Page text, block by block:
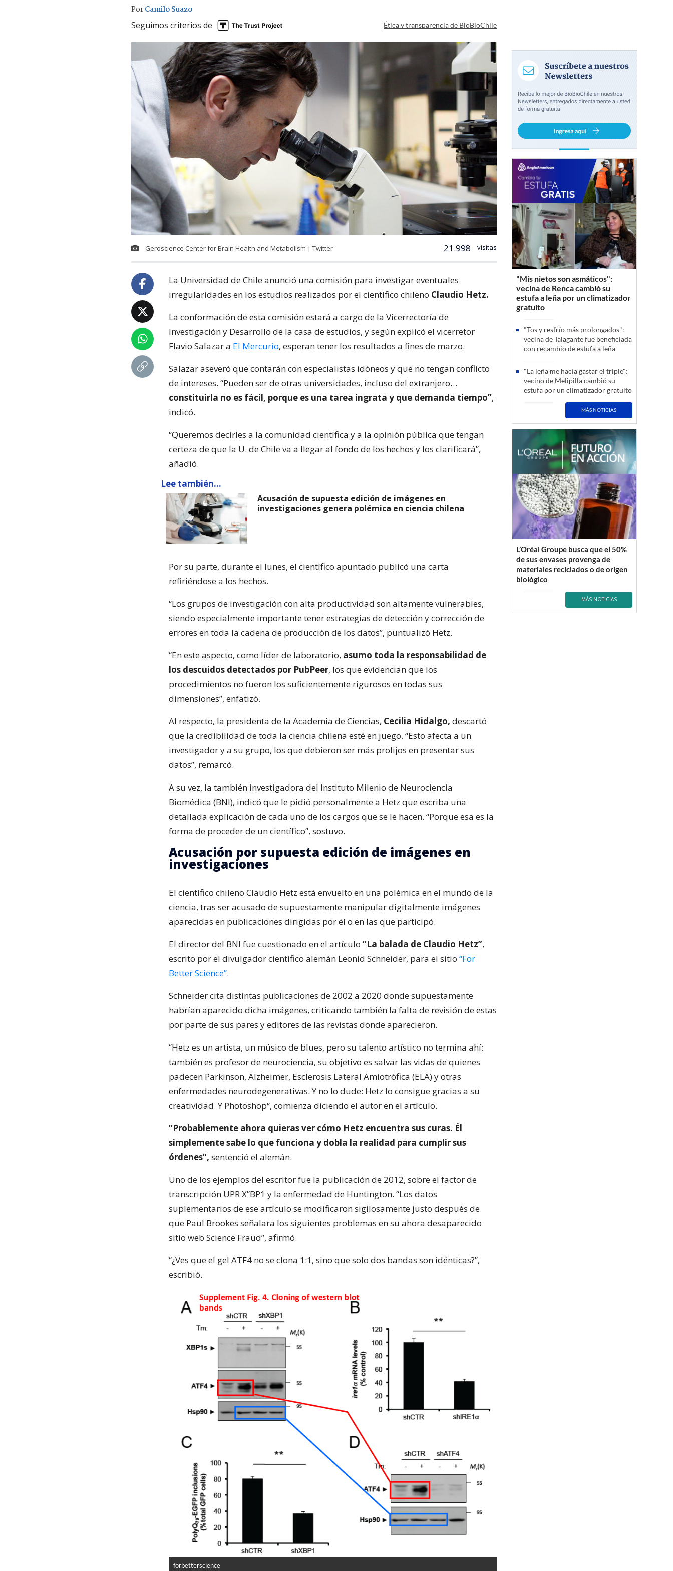
PorCamilo Suazo
Seguimos criterios de Ética y transparencia de BioBioChile
Geroscience Center for Brain Health and Metabolism | Twitter 21.998 visitas
La Universidad de Chile anunció una comisión para investigar eventuales
irregularidades en los estudios realizados por el científico chileno Claudio Hetz.
La conformación de esta comisión estará a cargo de la Vicerrectoría de
Investigación y Desarrollo de la casa de estudios, y según explicó el vicerretor
Flavio Salazar a El Mercurio, esperan tener los resultados a fines de marzo.
Salazar aseveró que contarán con especialistas idóneos y que no tengan conflicto
de intereses. “Pueden ser de otras universidades, incluso del extranjero…
constituirla no es fácil, porque es una tarea ingrata y que demanda tiempo”,
indicó.
“Queremos decirles a la comunidad científica y a la opinión pública que tengan
certeza de que la U. de Chile va a llegar al fondo de los hechos y los clarificará”,
añadió.
Lee también...
Acusación de supuesta edición de imágenes en
investigaciones genera polémica en ciencia chilena
Por su parte, durante el lunes, el científico apuntado publicó una carta
refiriéndose a los hechos.
“Los grupos de investigación con alta productividad son altamente vulnerables,
siendo especialmente importante tener estrategias de detección y corrección de
errores en toda la cadena de producción de los datos”, puntualizó Hetz.
“En este aspecto, como líder de laboratorio, asumo toda la responsabilidad de
los descuidos detectados por PubPeer, los que evidencian que los
procedimientos no fueron los suficientemente rigurosos en todas sus
dimensiones”, enfatizó.
Al respecto, la presidenta de la Academia de Ciencias, Cecilia Hidalgo, descartó
que la credibilidad de toda la ciencia chilena esté en juego. “Esto afecta a un
investigador y a su grupo, los que debieron ser más prolijos en presentar sus
datos”, remarcó.
A su vez, la también investigadora del Instituto Milenio de Neurociencia
Biomédica (BNI), indicó que le pidió personalmente a Hetz que escriba una
detallada explicación de cada uno de los cargos que se le hacen. “Porque esa es la
forma de proceder de un científico”, sostuvo.
Acusación por supuesta edición de imágenes en
investigaciones
El científico chileno Claudio Hetz está envuelto en una polémica en el mundo de la
ciencia, tras ser acusado de supuestamente manipular digitalmente imágenes
aparecidas en publicaciones dirigidas por él o en las que participó.
El director del BNI fue cuestionado en el artículo “La balada de Claudio Hetz”,
escrito por el divulgador científico alemán Leonid Schneider, para el sitio “For
Better Science”.
Schneider cita distintas publicaciones de 2002 a 2020 donde supuestamente
habrían aparecido dicha imágenes, criticando también la falta de revisión de estas
por parte de sus pares y editores de las revistas donde aparecieron.
“Hetz es un artista, un músico de blues, pero su talento artístico no termina ahí:
también es profesor de neurociencia, su objetivo es salvar las vidas de quienes
padecen Parkinson, Alzheimer, Esclerosis Lateral Amiotrófica (ELA) y otras
enfermedades neurodegenerativas. Y no lo dude: Hetz lo consigue gracias a su
creatividad. Y Photoshop“, comienza diciendo el autor en el artículo.
“Probablemente ahora quieras ver cómo Hetz encuentra sus curas. Él
simplemente sabe lo que funciona y dobla la realidad para cumplir sus
órdenes”, sentenció el alemán.
Uno de los ejemplos del escritor fue la publicación de 2012, sobre el factor de
transcripción UPR X”BP1 y la enfermedad de Huntington. “Los datos
suplementarios de ese artículo se modificaron sigilosamente justo después de
que Paul Brookes señalara los siguientes problemas en su ahora desaparecido
sitio web Science Fraud”, afirmó.
“¿Ves que el gel ATF4 no se clona 1:1, sino que solo dos bandas son idénticas?”,
escribió.
forbetterscience
"Mis nietos son asmáticos":
vecina de Renca cambió su
estufa a leña por un climatizador
gratuito
"Tos y resfrío más prolongados":
vecina de Talagante fue beneficiada
con recambio de estufa a leña
"La leña me hacía gastar el triple":
vecino de Melipilla cambió su
estufa por un climatizador gratuito
MÁS NOTICIAS
L’Oréal Groupe busca que el 50%
de sus envases provenga de
materiales reciclados o de origen
biológico
MÁS NOTICIAS